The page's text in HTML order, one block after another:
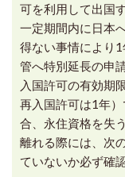
可を利用して出国
一定期間内に日本
得ない事情により
管へ特別延長の申
入国許可の有効期
再入国許可は1年
合、永住資格を失
離れる際には、次
ていないか必ず確